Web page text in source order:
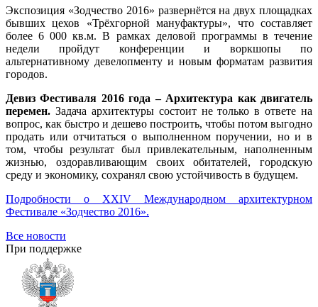
Экспозиция «Зодчество 2016» развернётся на двух площадках
бывших цехов «Трёхгорной мануфактуры», что составляет
более 6 000 кв.м. В рамках деловой программы в течение
недели пройдут конференции и воркшопы по
альтернативному девелопменту и новым форматам развития
городов.
Девиз Фестиваля 2016 года – Архитектура как двигатель
перемен. Задача архитектуры состоит не только в ответе на
вопрос, как быстро и дешево построить, чтобы потом выгодно
продать или отчитаться о выполненном поручении, но и в
том, чтобы результат был привлекательным, наполненным
жизнью, оздоравливающим своих обитателей, городскую
среду и экономику, сохранял свою устойчивость в будущем.
Подробности о XXIV Международном архитектурном
Фестивале «Зодчество 2016».
Все новости
При поддержке